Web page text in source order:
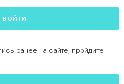
ВОЙТИ
ранее на сайте, пройдите